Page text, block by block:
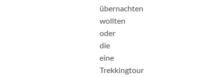
übernachten
wollten
oder
die
eine
Trekkingtour